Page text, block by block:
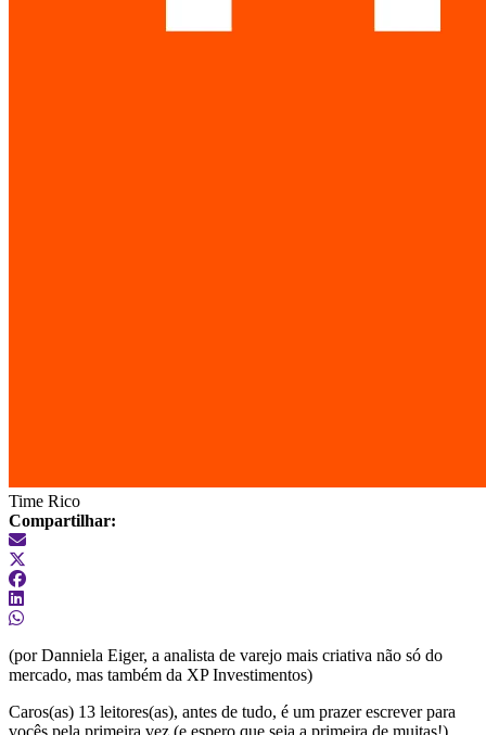
Time Rico
Compartilhar:
(por Danniela Eiger, a analista de varejo mais criativa não só do
mercado, mas também da XP Investimentos)
Caros(as) 13 leitores(as), antes de tudo, é um prazer escrever para
vocês pela primeira vez (e espero que seja a primeira de muitas!).